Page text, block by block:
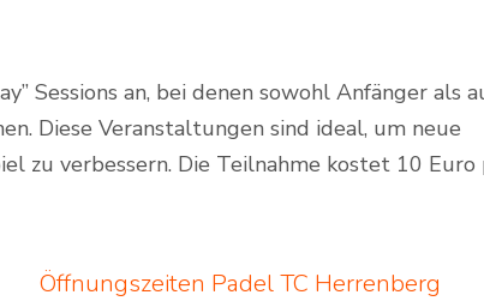
Sessions an, bei denen sowohl Anfänger als
Diese Veranstaltungen sind ideal, um neue
zu verbessern. Die Teilnahme kostet 10 Euro
Öffnungszeiten Padel TC Herrenberg